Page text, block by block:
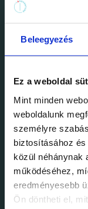
Beleegyezés
Ez a weboldal
Mint minden
weboldalunk
személyre
biztosításához
közül néhánynak
működéséhez,
eredményesebb
Ön döntheti el,